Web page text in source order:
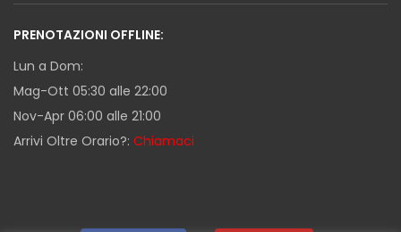
PRENOTAZIONI OFFLINE:
Lun a Dom:
Mag-Ott 05:30 alle 22:00
Nov-Apr 06:00 alle 21:00
Arrivi Oltre Orario?: Chiamaci